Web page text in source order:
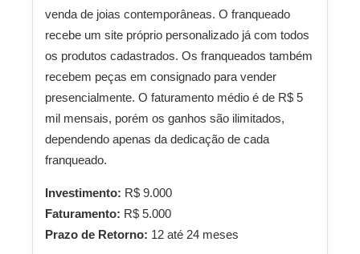
venda de joias contemporâneas. O franqueado
recebe um site próprio personalizado já com todos
os produtos cadastrados. Os franqueados também
recebem peças em consignado para vender
presencialmente. O faturamento médio é de R$ 5
mil mensais, porém os ganhos são ilimitados,
dependendo apenas da dedicação de cada
franqueado.
Investimento: R$ 9.000
Faturamento: R$ 5.000
Prazo de Retorno: 12 até 24 meses